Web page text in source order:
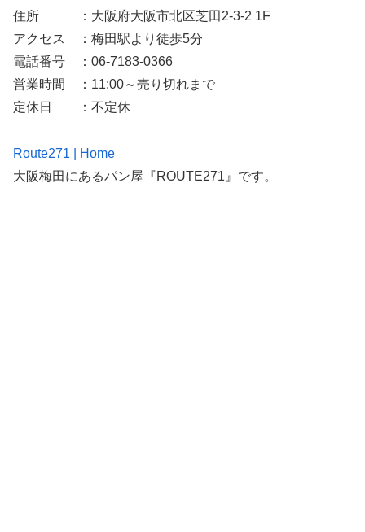
住所 ：大阪府大阪市北区芝田2-3-2 1F
アクセス ：梅田駅より徒歩5分
電話番号 ：06-7183-0366
営業時間 ：11:00～売り切れまで
定休日 ：不定休
Route271 | Home
大阪梅田にあるパン屋『ROUTE271』です。